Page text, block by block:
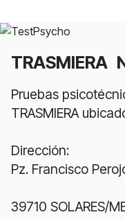
TRASMIERA
Pruebas
TRASMIERA
Dirección:
Pz. Francisco
39710 SOLARES/